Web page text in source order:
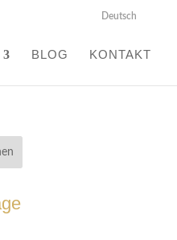
Deutsch
BLOG KONTAKT